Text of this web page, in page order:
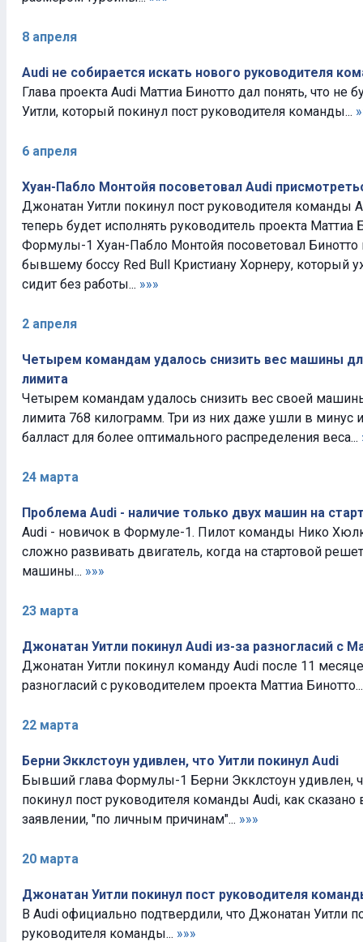
8 апреля
Audi не собирается искать нового руководителя
Глава проекта Audi Маттиа Бинотто дал понять, что не
Уитли, который покинул пост руководителя команды...
6 апреля
Хуан-Пабло Монтойя посоветовал Audi
Джонатан Уитли покинул пост руководителя команды
теперь будет исполнять руководитель проекта Маттиа
Формулы-1 Хуан-Пабло Монтойя посоветовал Бинотто
бывшему боссу Red Bull Кристиану Хорнеру, который
сидит без работы... »»»
2 апреля
Четырем командам удалось снизить вес машины
лимита
Четырем командам удалось снизить вес своей
лимита 768 килограмм. Три из них даже ушли в минус
балласт для более оптимального распределения веса...
24 марта
Проблема Audi - наличие только двух машин на
Audi - новичок в Формуле-1. Пилот команды Нико
сложно развивать двигатель, когда на стартовой
машины... »»»
23 марта
Джонатан Уитли покинул Audi из-за разногласий с
Джонатан Уитли покинул команду Audi после 11
разногласий с руководителем проекта Маттиа
22 марта
Берни Экклстоун удивлен, что Уитли покинул Audi
Бывший глава Формулы-1 Берни Экклстоун удивлен,
покинул пост руководителя команды Audi, как
заявлении, "по личным причинам"... »»»
20 марта
Джонатан Уитли покинул пост руководителя
В Audi официально подтвердили, что Джонатан Уитли
руководителя команды... »»»